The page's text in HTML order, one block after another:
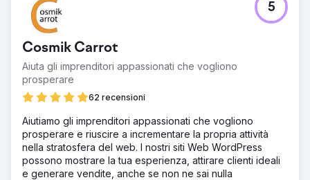
Risultato
Il sito web riprogettato ha generato un aumento del 35%
delle conversioni, rafforzando al contempo la credibilità
del marchio del cliente. Il nuovo design ha creato una
presenza digitale più professionale, i percorsi di richiesta
informazioni ottimizzati hanno semplificato il contatto con
gli utenti e l'esperienza complessiva ha fornito all'azienda
una piattaforma più solida in un mercato finanziario
difficile e competitivo.
Vai alla pagina agenzia
Cosmik Carrot
Aiuta gli imprenditori appassionati che vogliono
prosperare
62 recensioni
5
Aiutiamo gli imprenditori appassionati che vogliono
prosperare e riuscire a incrementare la propria attività
nella stratosfera del web. I nostri siti Web WordPress
possono mostrare la tua esperienza, attirare clienti ideali
e generare vendite, anche se non ne sai nulla